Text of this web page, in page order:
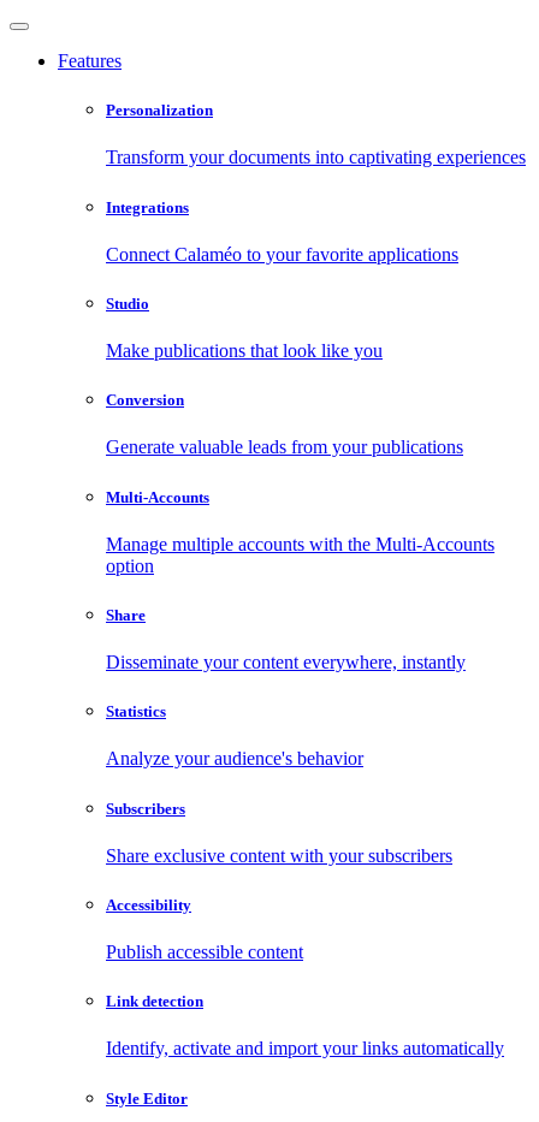
Features
Personalization
Transform your documents into captivating experiences
Integrations
Connect Calaméo to your favorite applications
Studio
Make publications that look like you
Conversion
Generate valuable leads from your publications
Multi-Accounts
Manage multiple accounts with the Multi-Accounts
option
Share
Disseminate your content everywhere, instantly
Statistics
Analyze your audience's behavior
Subscribers
Share exclusive content with your subscribers
Accessibility
Publish accessible content
Link detection
Identify, activate and import your links automatically
Style Editor